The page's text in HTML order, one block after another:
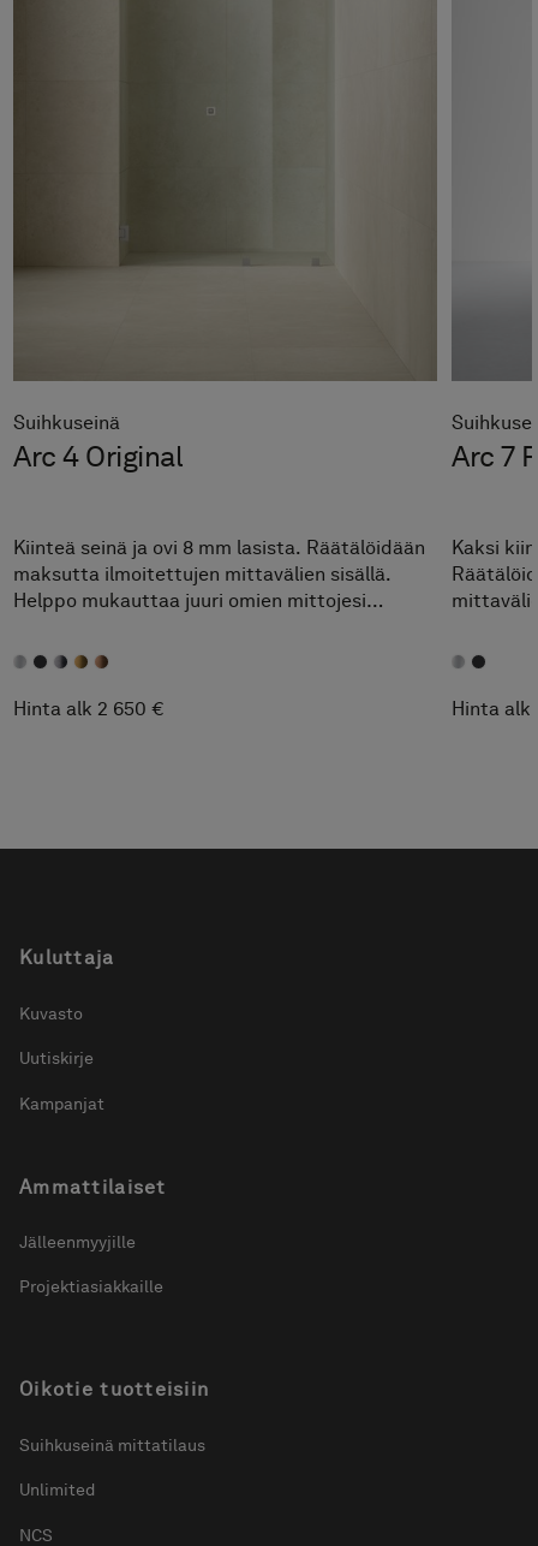
Suihkuseinä
Arc 4 Original
Kiinteä seinä ja ovi 8 mm lasista. Räätälöidään
maksutta ilmoitettujen mittavälien sisällä.
Helppo mukauttaa juuri omien mittojesi
Hinta alk 2 650 €
Arc 7
Kaksi
Hinta alk
Kuluttaja
Kuvasto
Uutiskirje
Kampanjat
Ammattilaiset
Jälleenmyyjille
Projektiasiakkaille
Oikotie tuotteisiin
Suihkuseinä mittatilaus
Unlimited
NCS